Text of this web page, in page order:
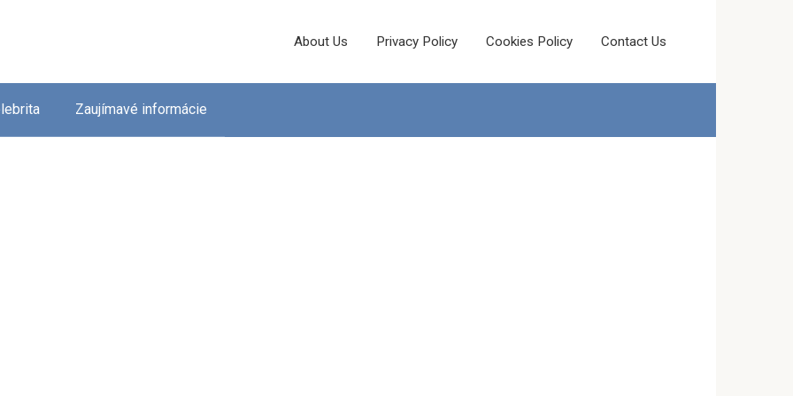
About Us Privacy Policy Cookies Policy Contact Us
Zaujímavé informácie